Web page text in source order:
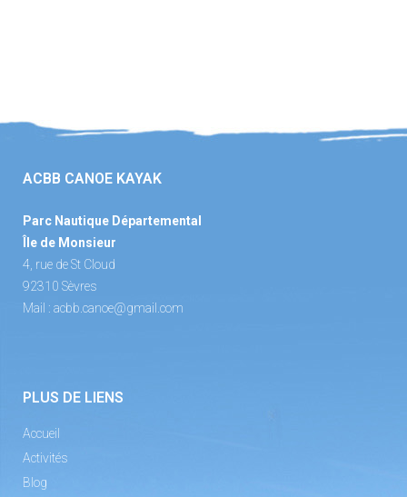
ACBB CANOE KAYAK
Parc Nautique Départemental
Île de Monsieur
4, rue de St Cloud
92310 Sèvres
Mail : acbb.canoe@gmail.com
PLUS DE LIENS
Accueil
Activités
Blog